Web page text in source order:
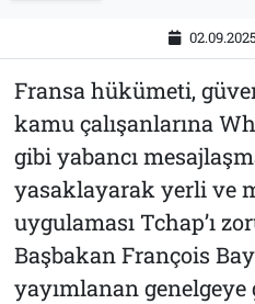
Fransa hükümeti,
kamu çalışanlarına
gibi yabancı
yasaklayarak yerli ve
uygulaması Tchap’ı
Başbakan François
yayımlanan